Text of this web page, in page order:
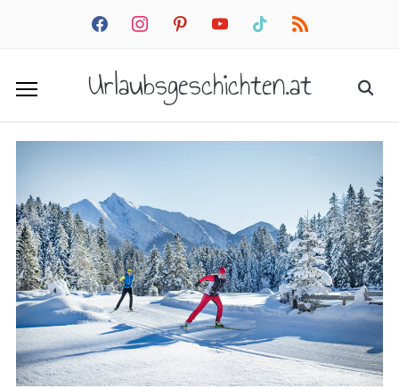
facebookinstagrampinterestyoutube tiktok rss
Urlaubsgeschichten.at